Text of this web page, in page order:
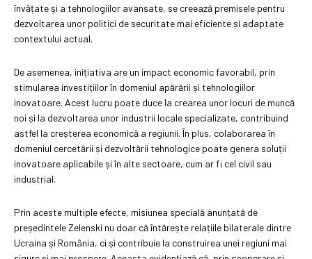
învățate și a tehnologiilor avansate, se creează premisele pentru
dezvoltarea unor politici de securitate mai eficiente și adaptate
contextului actual.
De asemenea, inițiativa are un impact economic favorabil, prin
stimularea investițiilor în domeniul apărării și tehnologiilor
inovatoare. Acest lucru poate duce la crearea unor locuri de muncă
noi și la dezvoltarea unor industrii locale specializate, contribuind
astfel la creșterea economică a regiunii. În plus, colaborarea în
domeniul cercetării și dezvoltării tehnologice poate genera soluții
inovatoare aplicabile și în alte sectoare, cum ar fi cel civil sau
industrial.
Prin aceste multiple efecte, misiunea specială anunțată de
președintele Zelenski nu doar că întărește relațiile bilaterale dintre
Ucraina și România, ci și contribuie la construirea unei regiuni mai